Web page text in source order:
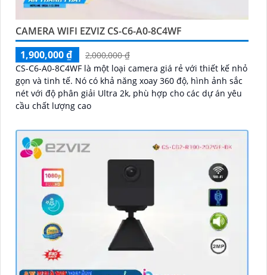
CAMERA WIFI EZVIZ CS-C6-A0-8C4WF
1,900,000 ₫
2,000,000 ₫
CS-C6-A0-8C4WF là một loại camera giá rẻ với thiết kế nhỏ
gọn và tinh tế. Nó có khả năng xoay 360 độ, hình ảnh sắc
nét với độ phân giải Ultra 2k, phù hợp cho các dự án yêu
cầu chất lượng cao